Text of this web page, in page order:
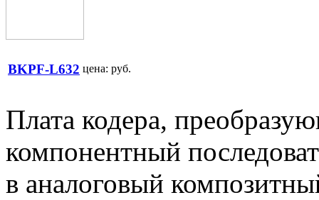
BKPF-L632 цена: руб.
Плата кодера,
компонентный
в аналоговый